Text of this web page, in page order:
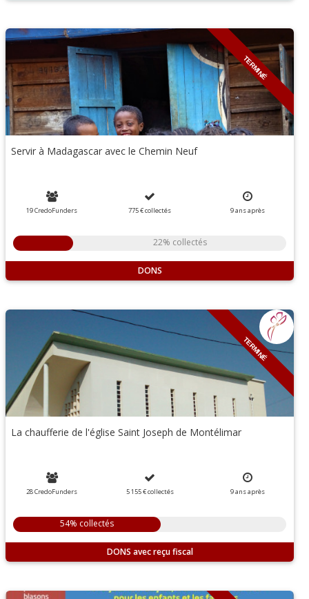
TERMINÉ
Servir à Madagascar avec le Chemin Neuf
19 CredoFunders 775 €collectés 9ansaprès
22% collectés
DONS
TERMINÉ
La chaufferie de l'église Saint Joseph de Montélimar
28 CredoFunders 5 155 €collectés 9ansaprès
54% collectés
DONS